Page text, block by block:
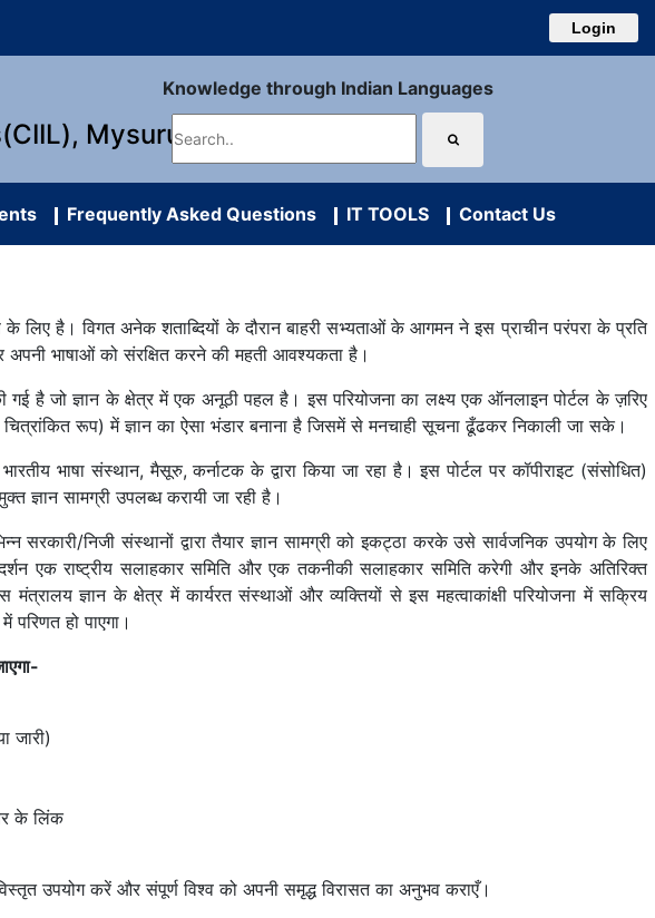
Login
Mysuru
Knowledge through Indian Languages
Frequently Asked Questions IT TOOLS Contact Us
के लिए है। विगत अनेक शताब्दियों के दौरान बाहरी सभ्यताओं के आगमन ने इस प्राचीन परंपरा के प्रति
अपनी भाषाओं को संरक्षित करने की महती आवश्यकता है।
गई है जो ज्ञान के क्षेत्र में एक अनूठी पहल है। इस परियोजना का लक्ष्य एक ऑनलाइन पोर्टल के ज़रिए
रूप) में ज्ञान का ऐसा भंडार बनाना है जिसमें से मनचाही सूचना ढूँढकर निकाली जा सके।
भाषा संस्थान, मैसूरु, कर्नाटक के द्वारा किया जा रहा है। इस पोर्टल पर कॉपीराइट (संसोधित)
ज्ञान सामग्री उपलब्ध करायी जा रही है।
निजी संस्थानों द्वारा तैयार ज्ञान सामग्री को इकट्ठा करके उसे सार्वजनिक उपयोग के लिए
एक राष्ट्रीय सलाहकार समिति और एक तकनीकी सलाहकार समिति करेगी और इनके अतिरिक्त
ज्ञान के क्षेत्र में कार्यरत संस्थाओं और व्यक्तियों से इस महत्वाकांक्षी परियोजना में सक्रिय
हो पाएगा।
जारी)
के लिंक
उपयोग करें और संपूर्ण विश्व को अपनी समृद्ध विरासत का अनुभव कराएँ।